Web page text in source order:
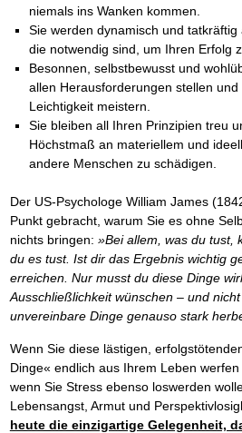
niemals ins Wanken kommen.
Sie werden dynamisch und tatkräftig
die notwendig sind, um Ihren Erfolg
Besonnen, selbstbewusst und
allen Herausforderungen stellen
Leichtigkeit meistern.
Sie bleiben all Ihren Prinzipien treu
Höchstmaß an materiellem und
andere Menschen zu schädigen.
Der US-Psychologe William James
Punkt gebracht, warum Sie es ohne
nichts bringen: »Bei allem, was du tust,
du es tust. Ist dir das Ergebnis wichtig
erreichen. Nur musst du diese Dinge
Ausschließlichkeit wünschen – und
unvereinbare Dinge genauso stark
Wenn Sie diese lästigen,
Dinge« endlich aus Ihrem Leben werfen
wenn Sie Stress ebenso loswerden
Lebensangst, Armut und
heute die einzigartige Gelegenheit,